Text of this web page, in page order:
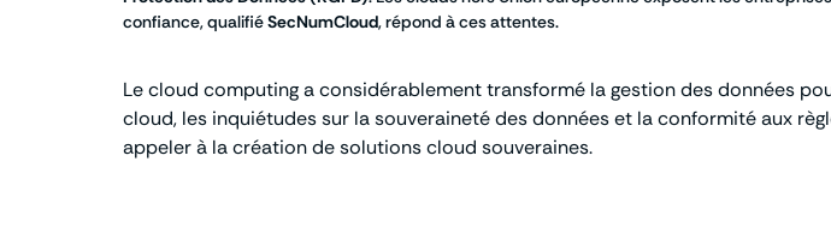
confiance, qualifiéSecNumCloud, répond à ces attentes.
Le cloud computing a considérablement transformé la gestion des données
cloud, les inquiétudes sur la souveraineté des données et la conformité aux
appeler à la création de solutions cloud souveraines.